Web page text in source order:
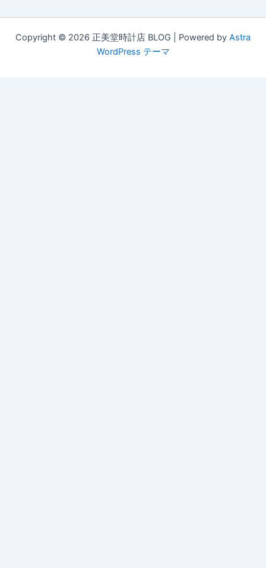
Copyright © 2026 正美堂時計店 BLOG | Powered by Astra
WordPress テーマ